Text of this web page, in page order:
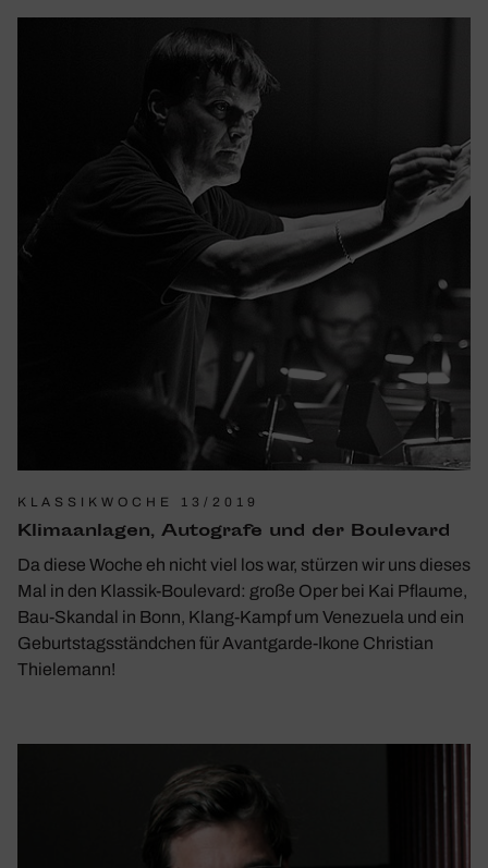
KLASSIKWOCHE 13/2019
Klima­an­lagen, Auto­grafe und der Boule­vard
Da diese Woche eh nicht viel los war, stürzen wir uns dieses
Mal in den Klassik-Boule­­vard: große Oper bei Kai Pflaume,
Bau-Skandal in Bonn, Klang-Kampf um Vene­zuela und ein
Geburts­tags­ständ­chen für Avan­t­­garde-Ikone Chris­tian
Thie­le­mann!